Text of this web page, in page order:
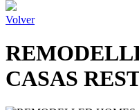
Volver
CASAS